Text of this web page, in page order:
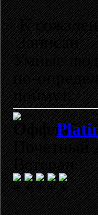
К
Записан
Умные
по-
поймут.
Почетный
Ветеран